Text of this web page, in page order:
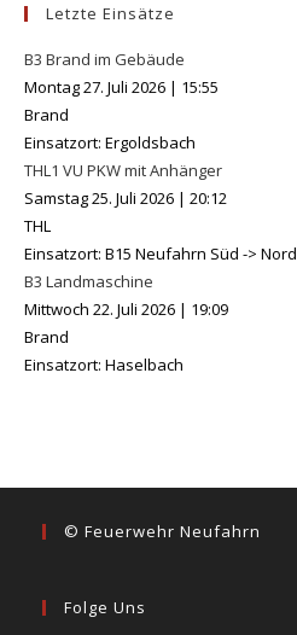
Letzte Einsätze
B3 Brand im Gebäude
Montag 27. Juli 2026 | 15:55
Brand
Einsatzort: Ergoldsbach
THL1 VU PKW mit Anhänger
Samstag 25. Juli 2026 | 20:12
THL
Einsatzort: B15 Neufahrn Süd -> Nord
B3 Landmaschine
Mittwoch 22. Juli 2026 | 19:09
Brand
Einsatzort: Haselbach
© Feuerwehr Neufahrn
Folge Uns